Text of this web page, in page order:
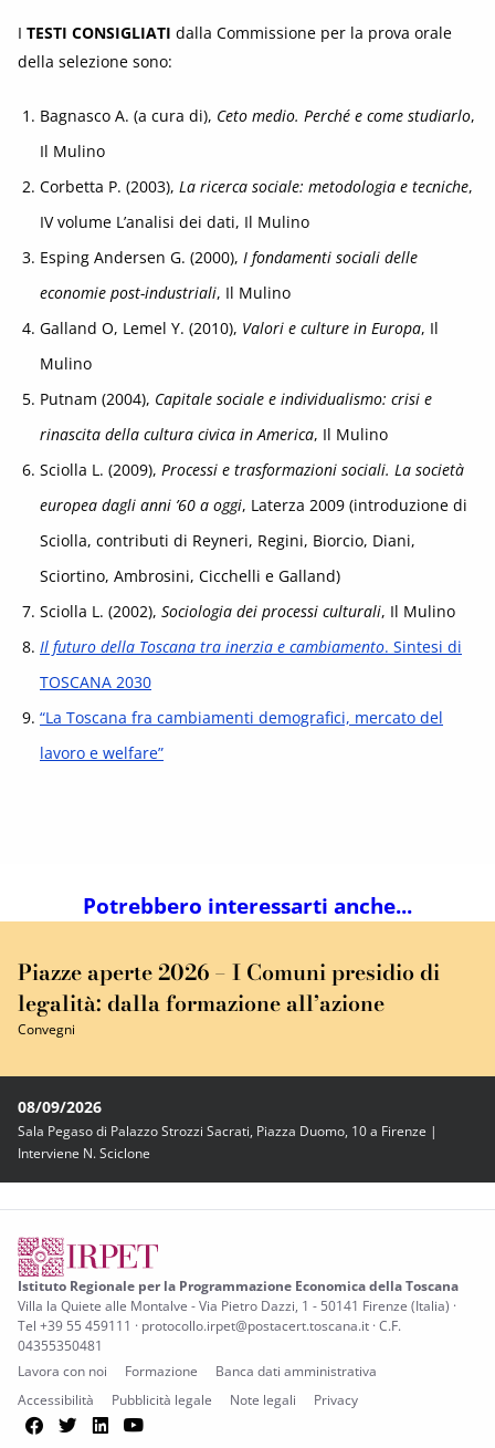
I TESTI CONSIGLIATI dalla Commissione per la prova orale
della selezione sono:
Bagnasco A. (a cura di), Ceto medio. Perché e come studiarlo,
Il Mulino
Corbetta P. (2003), La ricerca sociale: metodologia e tecniche,
IV volume L’analisi dei dati, Il Mulino
Esping Andersen G. (2000), I fondamenti sociali delle
economie post-industriali, Il Mulino
Galland O, Lemel Y. (2010), Valori e culture in Europa, Il
Mulino
Putnam (2004), Capitale sociale e individualismo: crisi e
rinascita della cultura civica in America, Il Mulino
Sciolla L. (2009), Processi e trasformazioni sociali. La società
europea dagli anni ’60 a oggi, Laterza 2009 (introduzione di
Sciolla, contributi di Reyneri, Regini, Biorcio, Diani,
Sciortino, Ambrosini, Cicchelli e Galland)
Sciolla L. (2002), Sociologia dei processi culturali, Il Mulino
Il futuro della Toscana tra inerzia e cambiamento. Sintesi di
TOSCANA 2030
“La Toscana fra cambiamenti demografici, mercato del
lavoro e welfare”
Potrebbero interessarti anche...
Piazze aperte 2026 – I Comuni presidio di
legalità: dalla formazione all’azione
Convegni
08/09/2026
Sala Pegaso di Palazzo Strozzi Sacrati, Piazza Duomo, 10 a Firenze |
Interviene N. Sciclone
Istituto Regionale per la Programmazione Economica della Toscana
Villa la Quiete alle Montalve - Via Pietro Dazzi, 1 - 50141 Firenze (Italia) ·
Tel +39 55 459111 · protocollo.irpet@postacert.toscana.it · C.F.
04355350481
Lavora con noi
Formazione
Banca dati amministrativa
Accessibilità
Pubblicità legale Note legali Privacy
Facebook
TwitterLinkedIn